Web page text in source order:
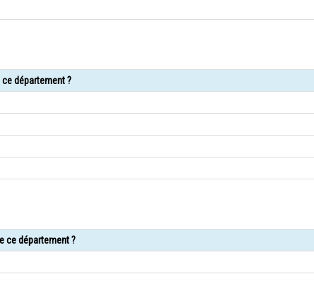
département ?
ce département ?